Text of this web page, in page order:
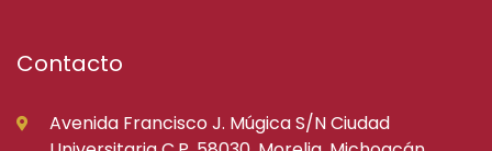
Contacto
Avenida Francisco J. Múgica S/N Ciudad